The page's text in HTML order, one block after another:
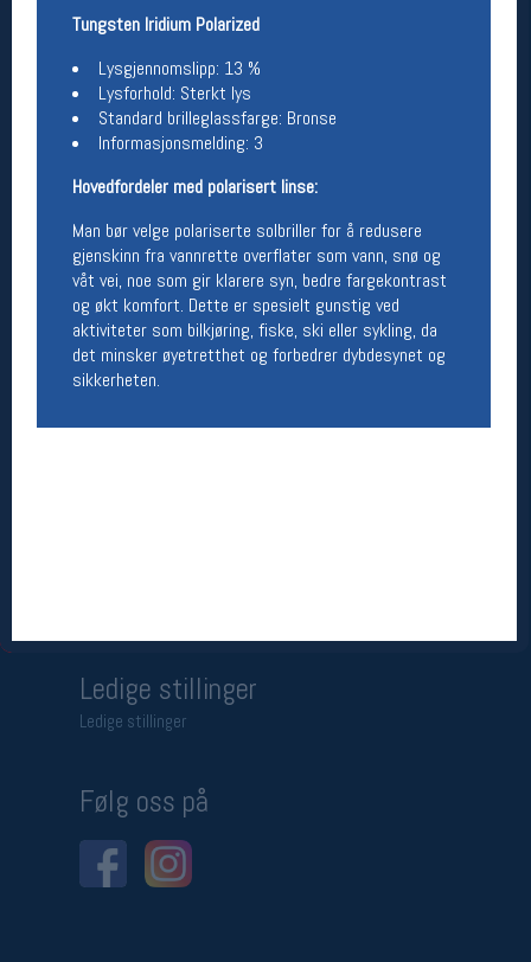
Tungsten Iridium Polarized
Lysgjennomslipp: 13 %
Lysforhold: Sterkt lys
Standard brilleglassfarge: Bronse
Informasjonsmelding: 3
Hovedfordeler med polarisert linse:
Man bør velge polariserte solbriller for å redusere
gjenskinn fra vannrette overflater som vann, snø og
våt vei, noe som gir klarere syn, bedre fargekontrast
og økt komfort. Dette er spesielt gunstig ved
aktiviteter som bilkjøring, fiske, ski eller sykling, da
det minsker øyetretthet og forbedrer dybdesynet og
sikkerheten.
Team Oslo Sportslager
Magasinet
Medlemstilbud og aktiviteter
Åpningstider verkstedet
Man-Fredag:
11-18
Lørdag:
11-16
Om verkstedet
For å bestille time må du logge inn i
nettbutikken og trykke på den nederste blå
Ledige stillinger
Ledige stillinger
Følg oss på